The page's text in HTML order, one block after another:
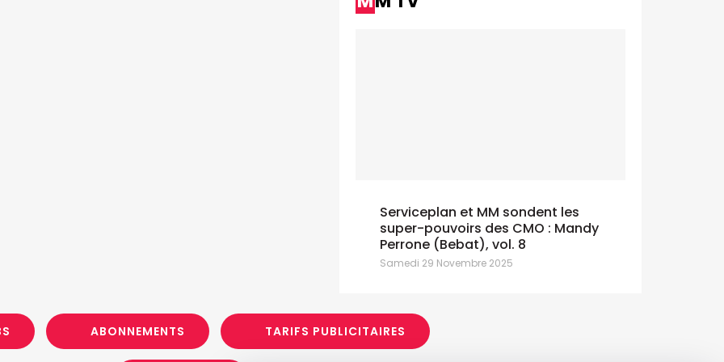
Serviceplan et MM sondent les
super-pouvoirs des CMO : Mandy
Perrone (Bebat), vol. 8
Samedi 29 Novembre 2025
ABONNEMENTS TARIFS PUBLICITAIRES